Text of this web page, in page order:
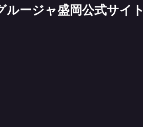
ージャ盛岡公式サイト